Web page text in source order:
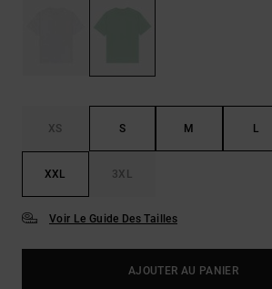
XS S M L
XXL 3XL
Voir Le Guide Des Tailles
AJOUTER AU PANIER